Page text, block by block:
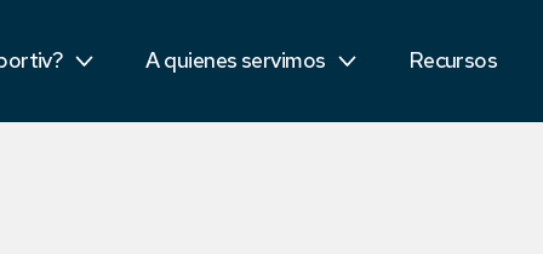
A quienes servimos
Estudiantes Recursos